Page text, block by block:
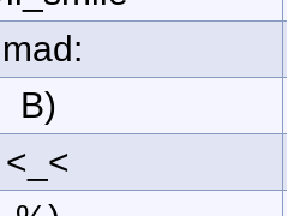
B)
<_<